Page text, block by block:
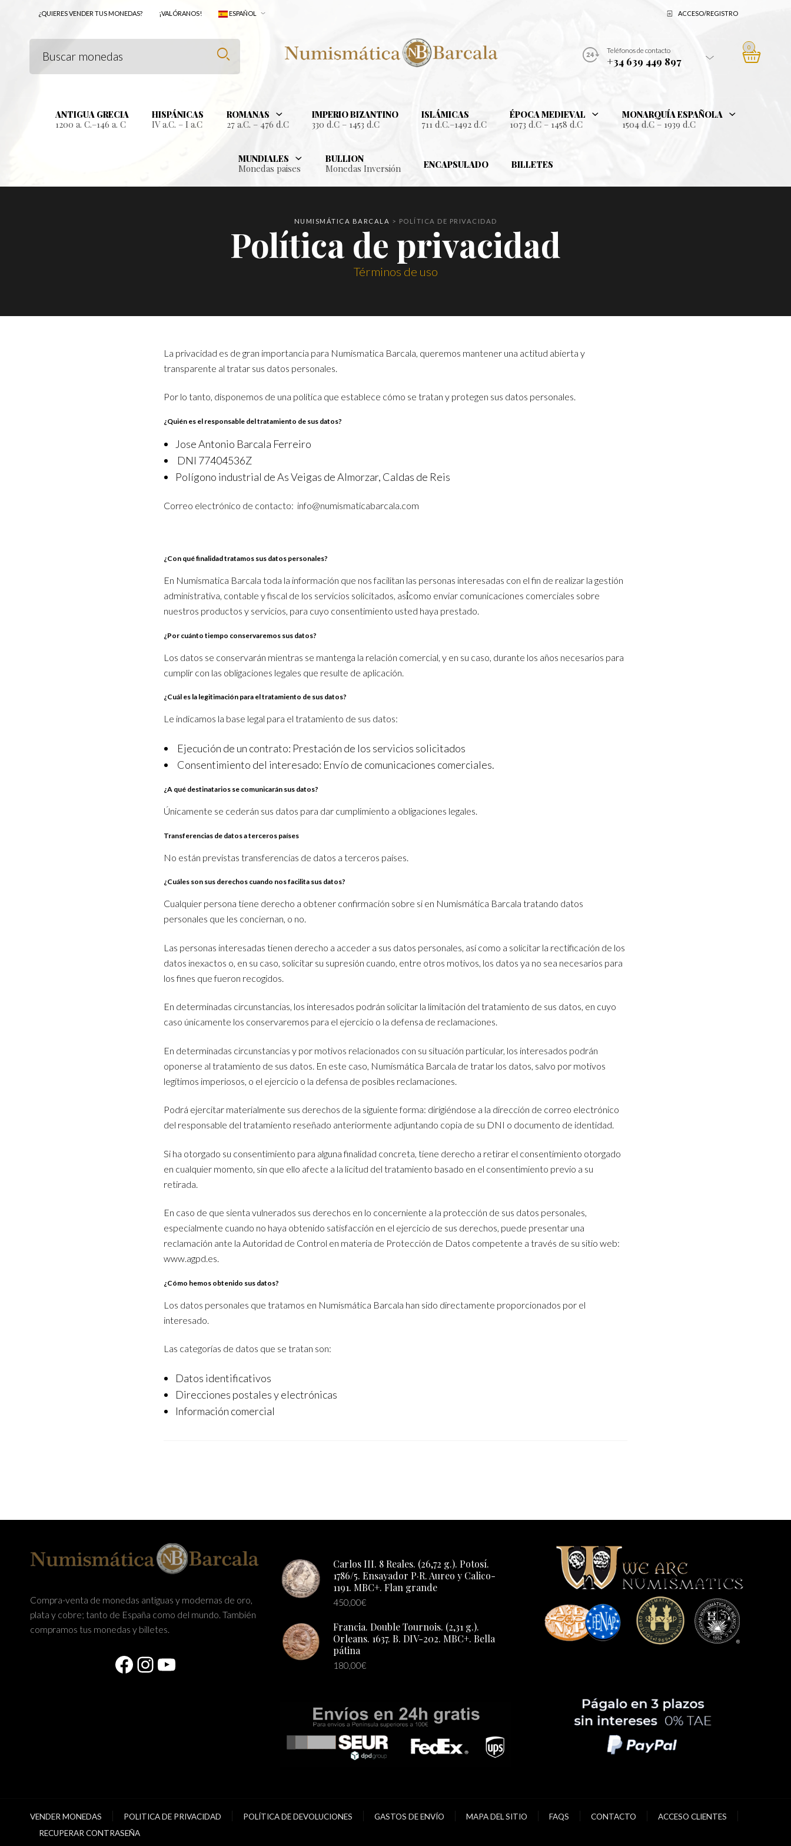
¿QUIERES VENDER TUS MONEDAS? ¡VALÓRANOS! ESPAÑOL ACCESO/REGISTRO
Teléfonos de contacto
+34 639 449 897
0
ANTIGUA GRECIA
1200 a. C.–146 a. C
HISPÁNICAS
IV a.C. – I a.C
ROMANAS
27 a.C. – 476 d.C
IMPERIO BIZANTINO
330 d.C – 1453 d.C
ISLÁMICAS
711 d.C.–1492 d.C
ÉPOCA MEDIEVAL
1073 d.C – 1458 d.C
MONARQUÍA ESPAÑOLA
1504 d.C – 1939 d.C
MUNDIALES
Monedas paises
BULLION
Monedas Inversión ENCAPSULADO BILLETES
NUMISMÁTICA BARCALA > POLÍTICA DE PRIVACIDAD
Política de privacidad
Términos de uso
La privacidad es de gran importancia para Numismatica Barcala, queremos mantener una actitud abierta y
transparente al tratar sus datos personales.
Por lo tanto, disponemos de una política que establece cómo se tratan y protegen sus datos personales.
¿Quién es el responsable del tratamiento de sus datos?
Jose Antonio Barcala Ferreiro
DNI 77404536Z
Polígono industrial de As Veigas de Almorzar, Caldas de Reis
Correo electrónico de contacto: info@numismaticabarcala.com
¿Con qué finalidad tratamos sus datos personales?
En Numismatica Barcala toda la información que nos facilitan las personas interesadas con el fin de realizar la gestión
administrativa, contable y fiscal de los servicios solicitados, así́como enviar comunicaciones comerciales sobre
nuestros productos y servicios, para cuyo consentimiento usted haya prestado.
¿Por cuánto tiempo conservaremos sus datos?
Los datos se conservarán mientras se mantenga la relación comercial, y en su caso, durante los años necesarios para
cumplir con las obligaciones legales que resulte de aplicación.
¿Cuál es la legitimación para el tratamiento de sus datos?
Le indicamos la base legal para el tratamiento de sus datos:
Ejecución de un contrato: Prestación de los servicios solicitados
Consentimiento del interesado: Envío de comunicaciones comerciales.
¿A qué destinatarios se comunicarán sus datos?
Únicamente se cederán sus datos para dar cumplimiento a obligaciones legales.
Transferencias de datos a terceros países
No están previstas transferencias de datos a terceros países.
¿Cuáles son sus derechos cuando nos facilita sus datos?
Cualquier persona tiene derecho a obtener confirmación sobre si en Numismática Barcala tratando datos
personales que les conciernan, o no.
Las personas interesadas tienen derecho a acceder a sus datos personales, así como a solicitar la rectificación de los
datos inexactos o, en su caso, solicitar su supresión cuando, entre otros motivos, los datos ya no sea necesarios para
los fines que fueron recogidos.
En determinadas circunstancias, los interesados podrán solicitar la limitación del tratamiento de sus datos, en cuyo
caso únicamente los conservaremos para el ejercicio o la defensa de reclamaciones.
En determinadas circunstancias y por motivos relacionados con su situación particular, los interesados podrán
oponerse al tratamiento de sus datos. En este caso, Numismática Barcala de tratar los datos, salvo por motivos
legítimos imperiosos, o el ejercicio o la defensa de posibles reclamaciones.
Podrá ejercitar materialmente sus derechos de la siguiente forma: dirigiéndose a la dirección de correo electrónico
del responsable del tratamiento reseñado anteriormente adjuntando copia de su DNI o documento de identidad.
Si ha otorgado su consentimiento para alguna finalidad concreta, tiene derecho a retirar el consentimiento otorgado
en cualquier momento, sin que ello afecte a la licitud del tratamiento basado en el consentimiento previo a su
retirada.
En caso de que sienta vulnerados sus derechos en lo concerniente a la protección de sus datos personales,
especialmente cuando no haya obtenido satisfacción en el ejercicio de sus derechos, puede presentar una
reclamación ante la Autoridad de Control en materia de Protección de Datos competente a través de su sitio web:
www.agpd.es.
¿Cómo hemos obtenido sus datos?
Los datos personales que tratamos en Numismática Barcala han sido directamente proporcionados por el
interesado.
Las categorías de datos que se tratan son:
Datos identificativos
Direcciones postales y electrónicas
Información comercial
Compra-venta de monedas antiguas y modernas de oro,
plata y cobre; tanto de España como del mundo. También
compramos tus monedas y billetes.
Facebook
Instagram
YouTube
Carlos III. 8 Reales. (26,72 g.). Potosí.
1786/5. Ensayador P·R. Aureo y Calico-
1191. MBC+. Flan grande
450,00€
Francia. Double Tournois. (2,31 g.).
Orleans. 1637. B. DIV-202. MBC+. Bella
pátina
180,00€
VENDER MONEDAS POLITICA DE PRIVACIDAD POLÍTICA DE DEVOLUCIONES GASTOS DE ENVÍO MAPA DEL SITIO FAQS CONTACTO
ACCESO CLIENTES
RECUPERAR CONTRASEÑA